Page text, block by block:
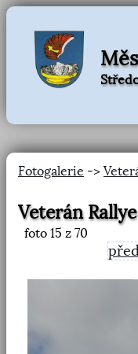
Fotogalerie ->
Veterán
foto 15 z 70